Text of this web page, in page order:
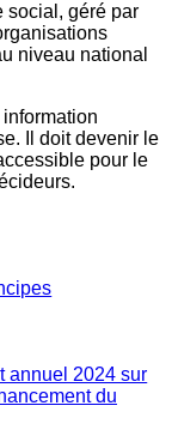
social, géré par
niveau national
Il doit devenir le
pour le
annuel 2024 sur
du